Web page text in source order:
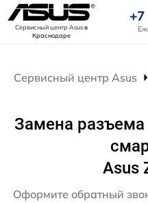
Сервисный центр Asusв
Краснодаре
Сервисный центр Asus
Замена разъема
Asus
Оформите обратный